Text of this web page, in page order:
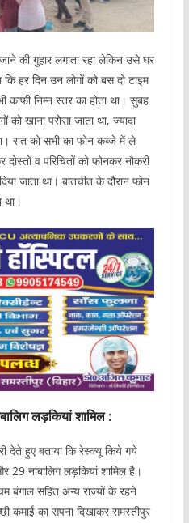
की गुहार लगाता रहा लेकिन उसे घर
हर दिन उन लोगों को बस दो टाइम
काफी निम्न स्तर का होता था। सुबह
खाना परोसा जाता था, ज्यादा
रात को सभी का फोन कब्जे में ले
व परिचितों को फोनकर नौकरी
जाता था। बातचीत के दौरान फोन
था।
लड़कियां शामिल :
देते हुए बताया कि रेस्क्यू किये गये
29 नाबालिग लड़कियां शामिल है।
बंगाल सहित अन्य राज्यों के रहने
कमाई का सपना दिखाकर समस्तीपुर